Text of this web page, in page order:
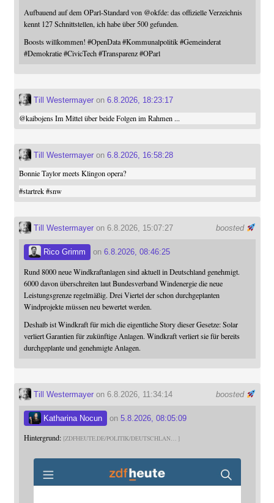
Aufbauend auf dem OParl-Standard von @okfde: das offizielle Verzeichnis
kennt 127 Schnittstellen, ich habe über 500 gefunden.
Boosts willkommen! #OpenData #Kommunalpolitik #Gemeinderat
#Demokratie #CivicTech #Transparenz #OParl
Till Westermayeron 6.8.2026, 18:23:17
@kaibojensIm Mittel über beide Folgen im Rahmen ...
Till Westermayeron 6.8.2026, 16:58:28
Bonnie Taylor meets Klingon opera?
#startrek #snw
boosted
Till Westermayeron 6.8.2026, 15:07:27
Rico Grimm on 6.8.2026, 08:46:25
Rund 8000 neue Windkraftanlagen sind aktuell in Deutschland genehmigt.
6000 davon überschreiten laut Bundesverband Windenergie die neue
Leistungsgrenze regelmäßig. Drei Viertel der schon durchgeplanten
Windprojekte müssen neu bewertet werden.
Deshalb ist Windkraft für mich die eigentliche Story dieser Gesetze: Solar
verliert Garantien für zukünftige Anlagen. Windkraft verliert sie für bereits
durchgeplante und genehmigte Anlagen.
boosted
Till Westermayeron 6.8.2026, 11:34:14
Katharina Nocun on 5.8.2026, 08:05:09
Hintergrund: ZDFHEUTE.DE/POLITIK/DEUTSCHLAN